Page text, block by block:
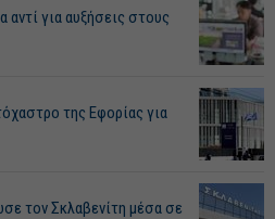
για αυξήσεις στους
της Εφορίας για
τον Σκλαβενίτη μέσα σε